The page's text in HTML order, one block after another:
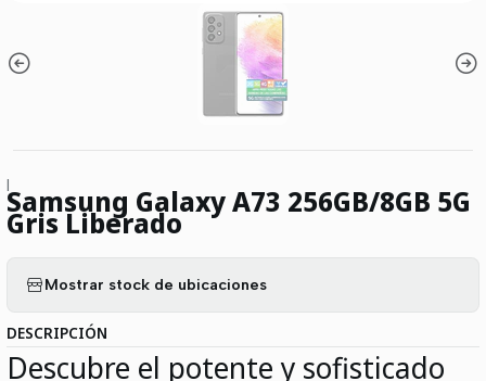
|Samsung Galaxy A73 256GB/8GB 5G
Gris Liberado
Mostrar stock de ubicaciones
DESCRIPCIÓN
Descubre el potente y sofisticado